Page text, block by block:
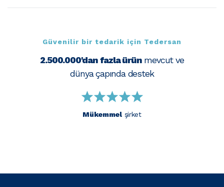
Güvenilir bir tedarik için Tedersan
2.500.000'dan fazla ürünmevcut ve
dünya çapında destek
Mükemmelşirket